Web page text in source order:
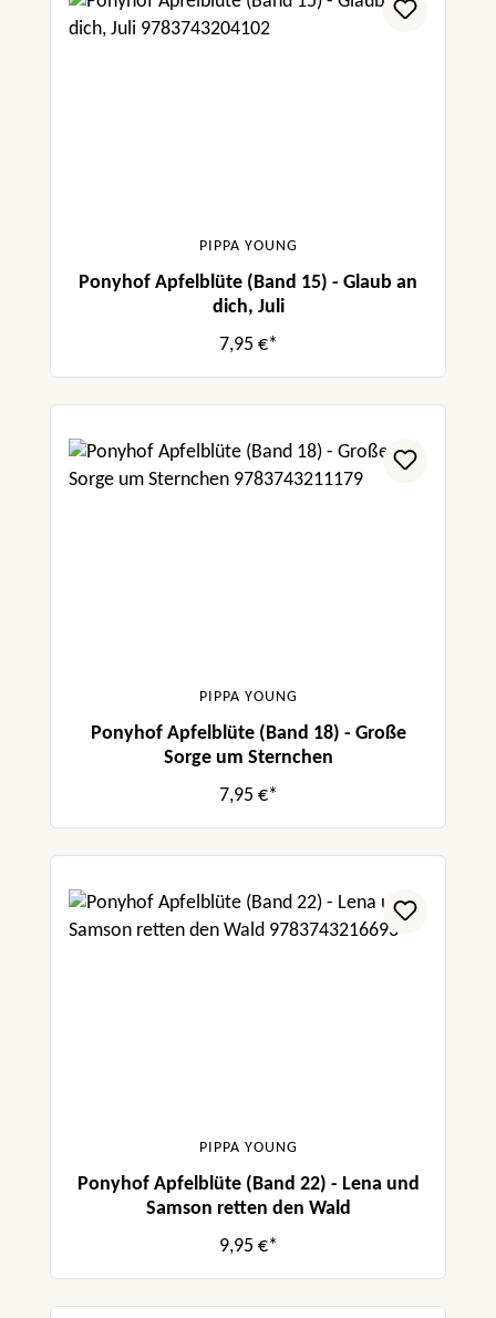
PIPPA YOUNG
Ponyhof Apfelblüte (Band 15) - Glaub an
dich, Juli
7,95 €*
PIPPA YOUNG
Ponyhof Apfelblüte (Band 18) - Große
Sorge um Sternchen
7,95 €*
PIPPA YOUNG
Ponyhof Apfelblüte (Band 22) - Lena und
Samson retten den Wald
9,95 €*